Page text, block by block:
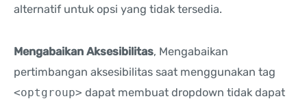
alternatif untuk opsi yang tidak tersedia.
Mengabaikan Aksesibilitas, Mengabaikan
pertimbangan aksesibilitas saat menggunakan tag
<optgroup> dapat membuat dropdown tidak dapat